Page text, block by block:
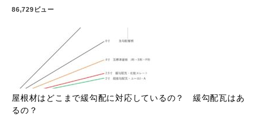
86,729ビュー
屋根材はどこまで緩勾配に対応しているの？ 緩勾配瓦はあ
るの？